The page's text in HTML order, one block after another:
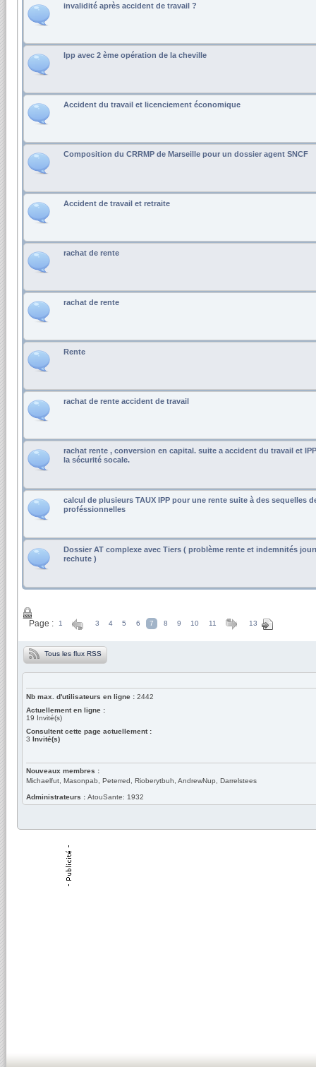
invalidité après accident de travail ?
Ipp avec 2 ème opération de la cheville
Accident du travail et licenciement économique
Composition du CRRMP de Marseille pour un dossier agent SNCF
Accident de travail et retraite
rachat de rente
rachat de rente
Rente
rachat de rente accident de travail
rachat rente , conversion en capital. suite a accident du travail et
la sécurité socale.
calcul de plusieurs TAUX IPP pour une rente suite à des sequelles
proféssionnelles
Dossier AT complexe avec Tiers ( problème rente et indemnités
rechute )
Page : 1 3 4 5 6 7 8 9 10 11 13
Tous les flux RSS
Nb max. d'utilisateurs en ligne : 2442
Actuellement en ligne :
19 Invité(s)
Consultent cette page actuellement :
3 Invité(s)
Nouveaux membres :
Michaelfut, Masonpab, Peterred, Rioberytbuh, AndrewNup, Darrelstees
Administrateurs : AtouSante: 1932